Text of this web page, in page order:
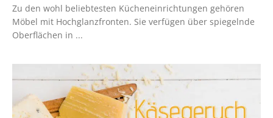
Zu den wohl beliebtesten Kücheneinrichtungen gehören
Möbel mit Hochglanzfronten. Sie verfügen über spiegelnde
Oberflächen in ...